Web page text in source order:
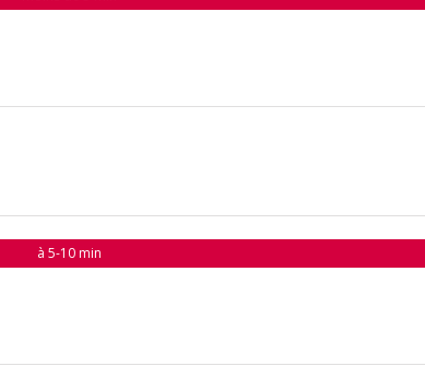
à 5-10 min